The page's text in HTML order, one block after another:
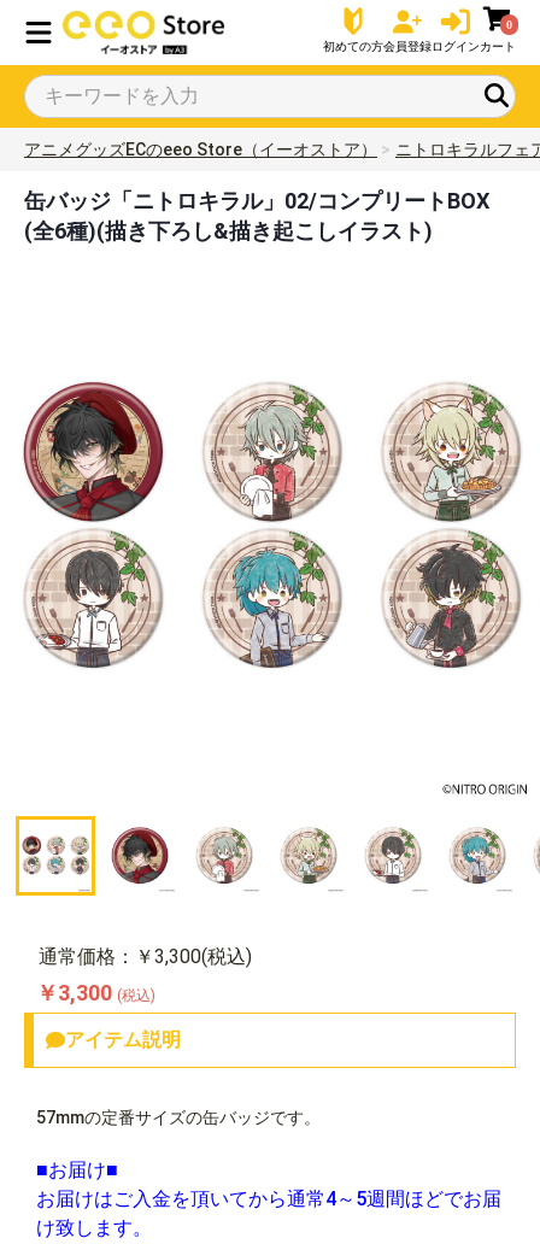
初めての方会員登録ログイン
0
カート
アニメグッズECのeeo Store（イーオストア） ニトロキラルフェ
缶バッジ「ニトロキラル」02/コンプリートBOX
(全6種)(描き下ろし&描き起こしイラスト)
通常価格：￥3,300(税込)
￥3,300 (税込)
アイテム説明
57mmの定番サイズの缶バッジです。
■お届け■
お届けはご入金を頂いてから通常4～5週間ほどでお届
け致します。